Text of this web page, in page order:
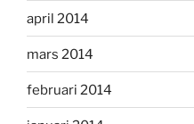
april 2014
mars 2014
februari 2014